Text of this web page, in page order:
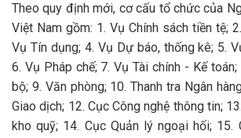
Theo quy định mới, cơ cấu tổ chức của
Việt Nam gồm: 1. Vụ Chính sách tiền tệ;
Vụ Tín dụng; 4. Vụ Dự báo, thống kê; 5.
6. Vụ Pháp chế; 7. Vụ Tài chính - Kế
bộ; 9. Văn phòng; 10. Thanh tra Ngân
Giao dịch; 12. Cục Công nghệ thông tin;
kho quỹ; 14. Cục Quản lý ngoại hối; 15.